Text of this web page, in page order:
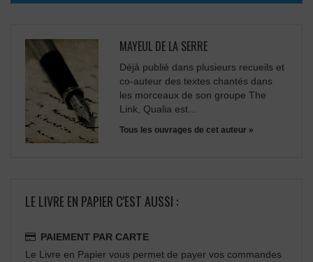
MAYEUL DE LA SERRE
Déjà publié dans plusieurs recueils et
co-auteur des textes chantés dans
les morceaux de son groupe The
Link, Qualia est...
Tous les ouvrages de cet auteur »
LE LIVRE EN PAPIER C'EST AUSSI :
PAIEMENT PAR CARTE
Le Livre en Papier vous permet de payer vos commandes